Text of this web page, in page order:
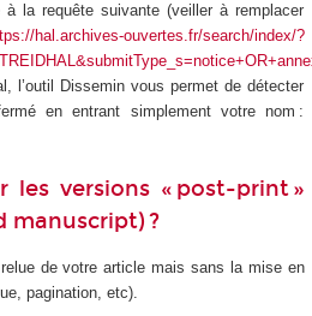
la requête suivante (veiller à remplacer
hal.archives-ouvertes.fr/search/index/?
l’outil Dissemin vous permet de détecter
en entrant simplement votre nom :
les versions « post-print »
manuscript) ?
de votre article mais sans la mise en
pagination, etc).